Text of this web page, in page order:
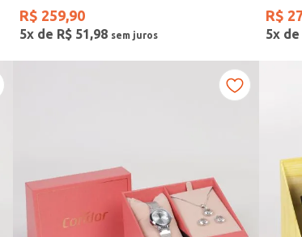
R$ 259,90
5x de R$ 51,98
R$
5x de